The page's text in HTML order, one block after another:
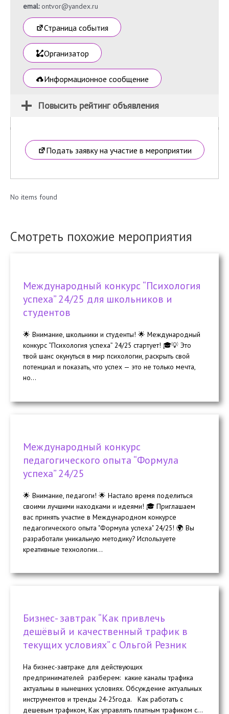
emal: ontvor@yandex.ru
Страница события
Организатор
Информационное сообщение
Повысить рейтинг объявления
Подать заявку на участие в мероприятии
No items found
Смотреть похожие мероприятия
Международный конкурс “Психология
успеха” 24/25 для школьников и
студентов
🌟 Внимание, школьники и студенты! 🌟 Международный
конкурс “Психология успеха” 24/25 стартует! 🎓💡 Это
твой шанс окунуться в мир психологии, раскрыть свой
потенциал и показать, что успех — это не только мечта,
но...
Международный конкурс
педагогического опыта “Формула
успеха” 24/25
🌟 Внимание, педагоги! 🌟 Настало время поделиться
своими лучшими находками и идеями! 🎓 Приглашаем
вас принять участие в Международном конкурсе
педагогического опыта "Формула успеха" 24/25! 🌍 Вы
разработали уникальную методику? Используете
креативные технологии...
Бизнес- завтрак “Как привлечь
дешёвый и качественный трафик в
текущих условиях” с Ольгой Резник
На бизнес-завтраке для действующих
предпринимателей разберем: какие каналы трафика
актуальны в нынешних условиях. Обсуждение актуальных
инструментов и тренды 24-25года. Как работать с
дешевым трафиком, Как управлять платным трафиком с...